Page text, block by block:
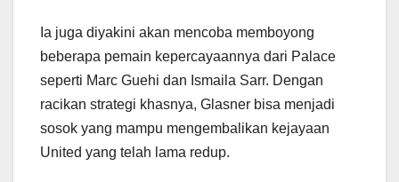
Ia juga diyakini akan mencoba memboyong
beberapa pemain kepercayaannya dari Palace
seperti Marc Guehi dan Ismaila Sarr. Dengan
racikan strategi khasnya, Glasner bisa menjadi
sosok yang mampu mengembalikan kejayaan
United yang telah lama redup.